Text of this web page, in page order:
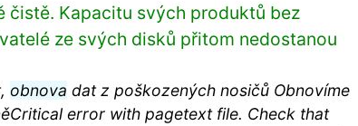
čistě. Kapacitu svých produktů bez
ze svých disků přitom nedostanou
obnova dat z poškozených nosičů Obnovíme
error with pagetext file. Check that